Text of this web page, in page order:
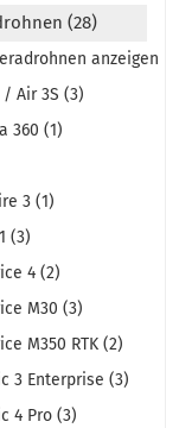
(28)
anzeigen
/ Air 3S (3)
360 (1)
3 (1)
(3)
4 (2)
M30 (3)
M350 RTK (2)
3 Enterprise (3)
4 Pro (3)